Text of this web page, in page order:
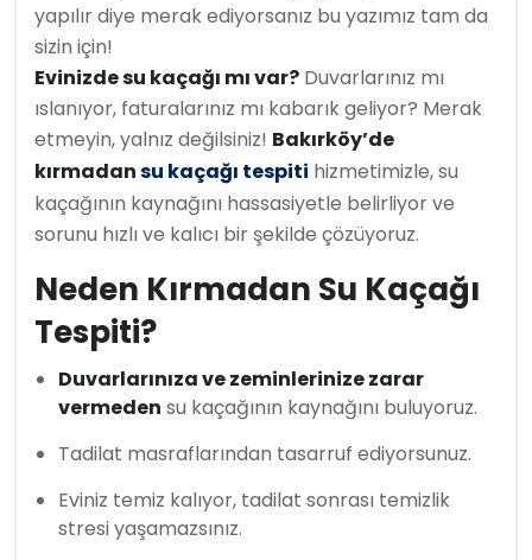
yapılır diye merak ediyorsanız bu yazımız tam da
sizin için!
Evinizde su kaçağı mı var? Duvarlarınız mı
ıslanıyor, faturalarınız mı kabarık geliyor? Merak
etmeyin, yalnız değilsiniz! Bakırköy’de
kırmadansu kaçağı tespiti hizmetimizle, su
kaçağının kaynağını hassasiyetle belirliyor ve
sorunu hızlı ve kalıcı bir şekilde çözüyoruz.
Neden Kırmadan Su Kaçağı
Tespiti?
Duvarlarınıza ve zeminlerinize zarar
vermeden su kaçağının kaynağını buluyoruz.
Tadilat masraflarından tasarruf ediyorsunuz.
Eviniz temiz kalıyor, tadilat sonrası temizlik
stresi yaşamazsınız.